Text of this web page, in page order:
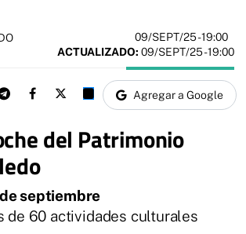
09/SEPT/25- 19:00
ACTUALIZADO: 09/SEPT/25 - 19:00
Agregar a Google
del Patrimonio
septiembre
de 60 actividades culturales